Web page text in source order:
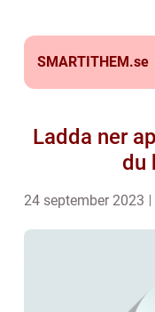
SMARTITHEM.se
Ladda ner
du
24 september 2023